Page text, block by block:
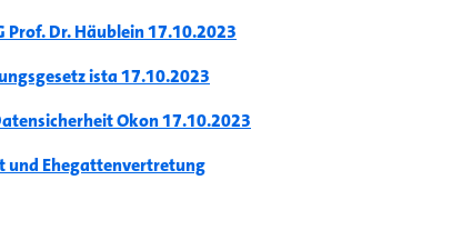
Prof. Dr. Häublein 17.10.2023
ista 17.10.2023
Okon 17.10.2023
und Ehegattenvertretung